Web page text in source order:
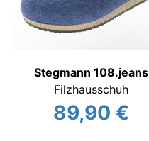
Stegmann 108.jeans
Filzhausschuh
89,90 €